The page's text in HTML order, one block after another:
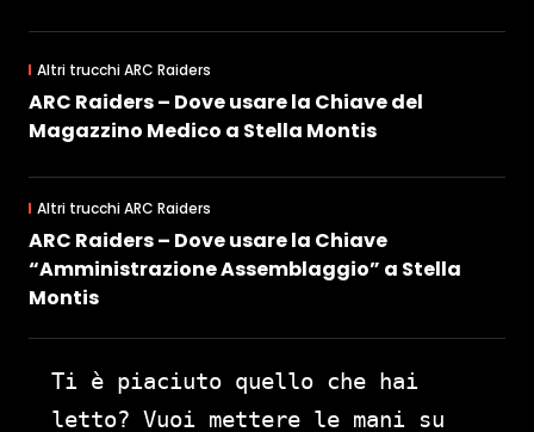
Altri trucchi ARC Raiders
ARC Raiders – Dove usare la Chiave del
Magazzino Medico a Stella Montis
Altri trucchi ARC Raiders
ARC Raiders – Dove usare la Chiave
“Amministrazione Assemblaggio” a Stella
Montis
Ti è piaciuto quello che hai
letto? Vuoi mettere le mani su